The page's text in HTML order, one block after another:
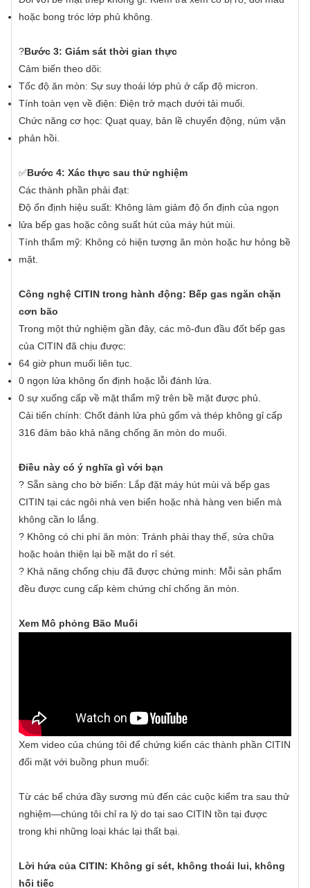
hoặc bong tróc lớp phủ không.
?Bước 3: Giám sát thời gian thực
Cảm biến theo dõi:
Tốc độ ăn mòn: Sự suy thoái lớp phủ ở cấp độ micron.
Tính toàn vẹn về điện: Điện trở mạch dưới tải muối.
Chức năng cơ học: Quạt quay, bản lề chuyển động, núm vặn
phản hồi.
✅Bước 4: Xác thực sau thử nghiệm
Các thành phần phải đạt:
Độ ổn định hiệu suất: Không làm giảm độ ổn định của ngọn
lửa bếp gas hoặc công suất hút của máy hút mùi.
Tính thẩm mỹ: Không có hiện tượng ăn mòn hoặc hư hỏng bề
mặt.
Công nghệ CITIN trong hành động: Bếp gas ngăn chặn
cơn bão
Trong một thử nghiệm gần đây, các mô-đun đầu đốt bếp gas
của CITIN đã chịu được:
64 giờ phun muối liên tục.
0 ngọn lửa không ổn định hoặc lỗi đánh lửa.
0 sự xuống cấp về mặt thẩm mỹ trên bề mặt được phủ.
Cải tiến chính: Chốt đánh lửa phủ gốm và thép không gỉ cấp
316 đảm bảo khả năng chống ăn mòn do muối.
Điều này có ý nghĩa gì với bạn
?️ Sẵn sàng cho bờ biển: Lắp đặt máy hút mùi và bếp gas
CITIN tại các ngôi nhà ven biển hoặc nhà hàng ven biển mà
không cần lo lắng.
? Không có chi phí ăn mòn: Tránh phải thay thế, sửa chữa
hoặc hoàn thiện lại bề mặt do rỉ sét.
? Khả năng chống chịu đã được chứng minh: Mỗi sản phẩm
đều được cung cấp kèm chứng chỉ chống ăn mòn.
Xem Mô phỏng Bão Muối
Xem video của chúng tôi để chứng kiến ​​các thành phần CITIN
đối mặt với buồng phun muối:
Từ các bể chứa đầy sương mù đến các cuộc kiểm tra sau thử
nghiệm—chúng tôi chỉ ra lý do tại sao CITIN tồn tại được
trong khi những loại khác lại thất bại.
Lời hứa của CITIN: Không gỉ sét, không thoái lui, không
hối tiếc